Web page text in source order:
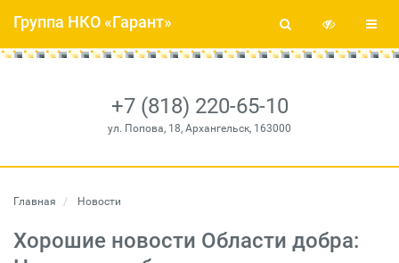
+7 (818) 220-65-10
ул. Попова, 18, Архангельск, 163000
Группа НКО «Гарант»
Главная Новости
Хорошие новости Области добра: